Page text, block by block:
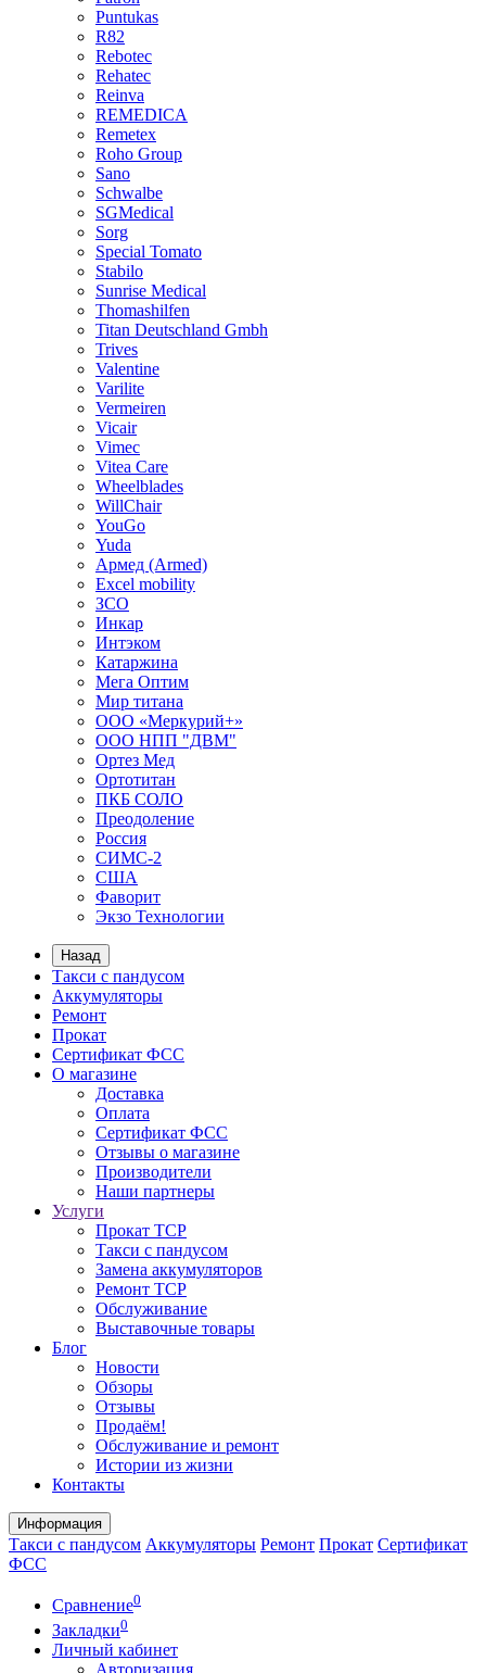
Puntukas
R82
Rebotec
Rehatec
Reinva
REMEDICA
Remetex
Roho Group
Sano
Schwalbe
SGMedical
Sorg
Special Tomato
Stabilo
Sunrise Medical
Thomashilfen
Titan Deutschland Gmbh
Trives
Valentine
Varilite
Vermeiren
Vicair
Vimec
Vitea Care
Wheelblades
WillChair
YouGo
Yuda
Армед (Armed)
Еxcel mobility
ЗСО
Инкар
Интэком
Катаржина
Мега Оптим
Мир титана
ООО «Меркурий+»
ООО НПП "ДВМ"
Ортез Мед
Ортотитан
ПКБ СОЛО
Преодоление
Россия
СИМС-2
США
Фаворит
Экзо Технологии
Назад
Такси с пандусом
Аккумуляторы
Ремонт
Прокат
Сертификат ФСС
О магазине
Доставка
Оплата
Сертификат ФСС
Отзывы о магазине
Производители
Наши партнеры
Услуги
Прокат ТСР
Такси с пандусом
Замена аккумуляторов
Ремонт ТСР
Обслуживание
Выставочные товары
Блог
Новости
Обзоры
Отзывы
Продаём!
Обслуживание и ремонт
Истории из жизни
Контакты
Информация
Такси с пандусом Аккумуляторы Ремонт Прокат Сертификат
ФСС
Сравнение0
Закладки0
Личный кабинет
Авторизация